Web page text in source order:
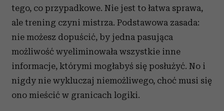
tego, co przypadkowe. Nie jest to łatwa sprawa,
ale trening czyni mistrza. Podstawowa zasada:
nie możesz dopuścić, by jedna pasująca
możliwość wyeliminowała wszystkie inne
informacje, którymi mogłabyś się posłużyć. No i
nigdy nie wykluczaj niemożliwego, choć musi się
ono mieścić w granicach logiki.